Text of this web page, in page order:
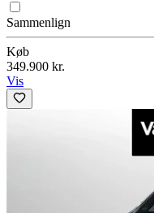
Sammenlign
Køb
349.900 kr.
Vis